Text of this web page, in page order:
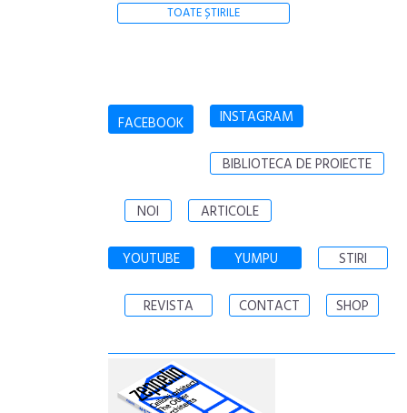
TOATE ȘTIRILE
FACEBOOK INSTAGRAM
BIBLIOTECA DE PROIECTE
NOI ARTICOLE
YOUTUBE YUMPU STIRI
REVISTA CONTACT SHOP